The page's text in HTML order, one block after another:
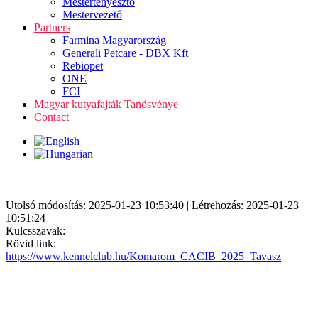
Mestervezető
Partners
Farmina Magyarország
Generali Petcare - DBX Kft
Rebiopet
ONE
FCI
Magyar kutyafajták Tanösvénye
Contact
Utolsó módosítás: 2025-01-23 10:53:40 | Létrehozás: 2025-01-23
10:51:24
Kulcsszavak:
Rövid link:
https://www.kennelclub.hu/Komarom_CACIB_2025_Tavasz